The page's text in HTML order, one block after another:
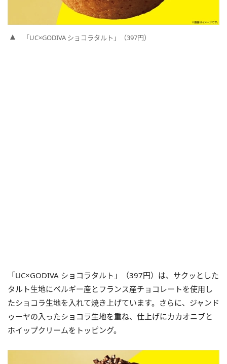
「UC×GODIVA ショコラタルト」（397円）
「UC×GODIVA ショコラタルト」（397円）は、サクッとした
タルト生地にベルギー産とフランス産チョコレートを使用し
たショコラ生地を入れて焼き上げています。さらに、ジャンド
ゥーヤの入ったショコラ生地を重ね、仕上げにカカオニブと
ホイップクリームをトッピング。